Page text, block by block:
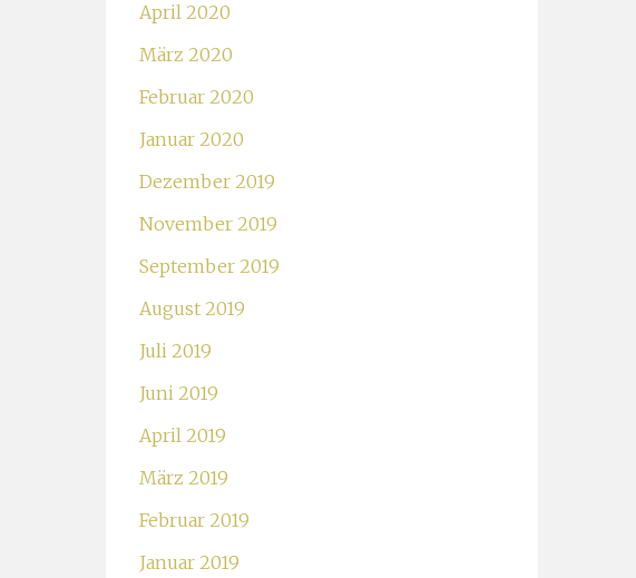
April 2020
März 2020
Februar 2020
Januar 2020
Dezember 2019
November 2019
September 2019
August 2019
Juli 2019
Juni 2019
April 2019
März 2019
Februar 2019
Januar 2019